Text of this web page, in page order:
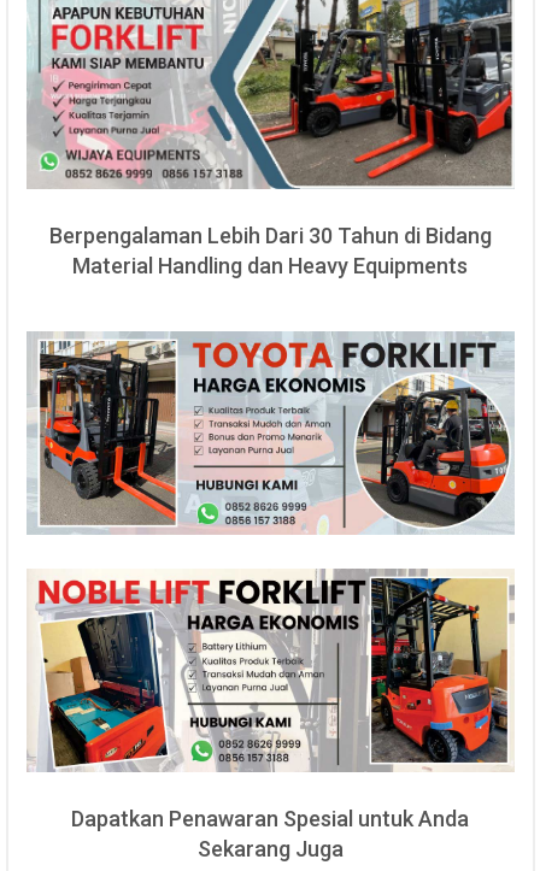
Berpengalaman Lebih Dari 30 Tahun di Bidang
Material Handling dan Heavy Equipments
Dapatkan Penawaran Spesial untuk Anda
Sekarang Juga